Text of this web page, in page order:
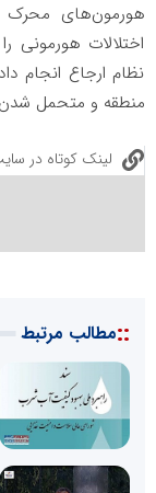
هورمون‌های محرک
اختلالات هورمونی
نظام ارجاع انجام
منطقه و متحمل
لینک کوتاه در
::مطالب مرتبط